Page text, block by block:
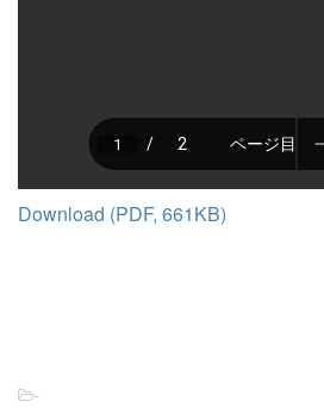
Download (PDF, 661KB)
-